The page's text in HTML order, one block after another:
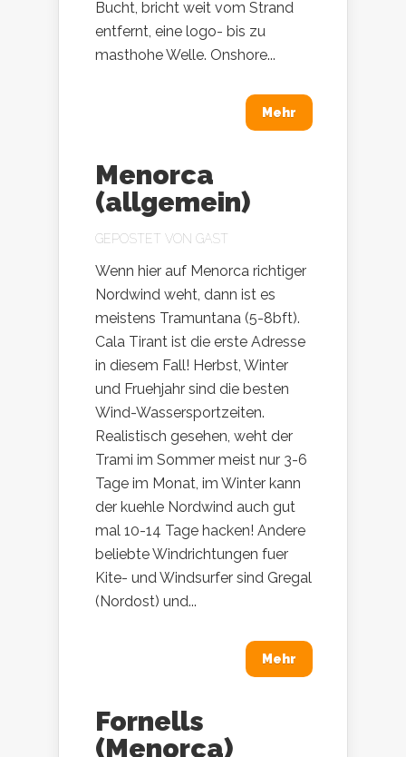
Bucht, bricht weit vom Strand
entfernt, eine logo- bis zu
masthohe Welle. Onshore...
Mehr
Menorca
(allgemein)
GEPOSTET VON GAST
Wenn hier auf Menorca richtiger
Nordwind weht, dann ist es
meistens Tramuntana (5-8bft).
Cala Tirant ist die erste Adresse
in diesem Fall! Herbst, Winter
und Fruehjahr sind die besten
Wind-Wassersportzeiten.
Realistisch gesehen, weht der
Trami im Sommer meist nur 3-6
Tage im Monat, im Winter kann
der kuehle Nordwind auch gut
mal 10-14 Tage hacken! Andere
beliebte Windrichtungen fuer
Kite- und Windsurfer sind Gregal
(Nordost) und...
Mehr
Fornells
(Menorca)